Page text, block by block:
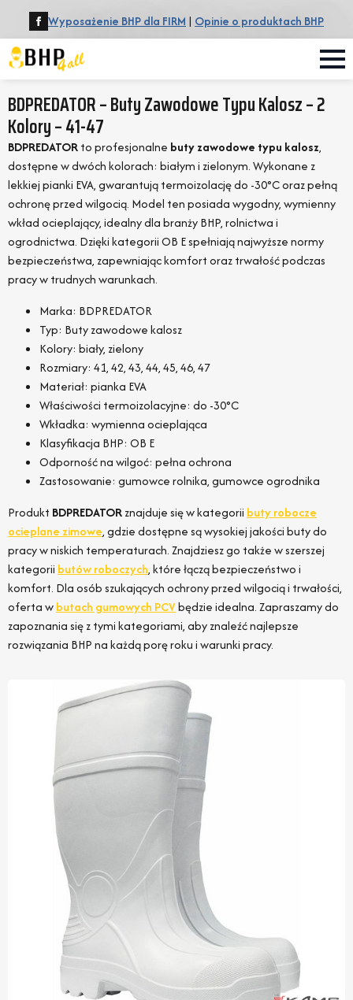
Wyposażenie BHP dla FIRM | Opinie o produktach BHP
BDPREDATOR – Buty Zawodowe Typu Kalosz – 2
Kolory – 41-47
BDPREDATORto profesjonalne buty zawodowe typu kalosz,
dostępne w dwóch kolorach: białym i zielonym. Wykonane z
lekkiej pianki EVA, gwarantują termoizolację do -30°C oraz pełną
ochronę przed wilgocią. Model ten posiada wygodny, wymienny
wkład ocieplający, idealny dla branży BHP, rolnictwa i
ogrodnictwa. Dzięki kategorii OB E spełniają najwyższe normy
bezpieczeństwa, zapewniając komfort oraz trwałość podczas
pracy w trudnych warunkach.
Marka: BDPREDATOR
Typ: Buty zawodowe kalosz
Kolory: biały, zielony
Rozmiary: 41, 42, 43, 44, 45, 46, 47
Materiał: pianka EVA
Właściwości termoizolacyjne: do -30°C
Wkładka: wymienna ocieplająca
Klasyfikacja BHP: OB E
Odporność na wilgoć: pełna ochrona
Zastosowanie: gumowce rolnika, gumowce ogrodnika
Produkt BDPREDATORznajduje się w kategorii buty robocze
ocieplane zimowe, gdzie dostępne są wysokiej jakości buty do
pracy w niskich temperaturach. Znajdziesz go także w szerszej
kategorii butów roboczych, które łączą bezpieczeństwo i
komfort. Dla osób szukających ochrony przed wilgocią i trwałości,
oferta wbutach gumowych PCVbędzie idealna. Zapraszamy do
zapoznania się z tymi kategoriami, aby znaleźć najlepsze
rozwiązania BHP na każdą porę roku i warunki pracy.